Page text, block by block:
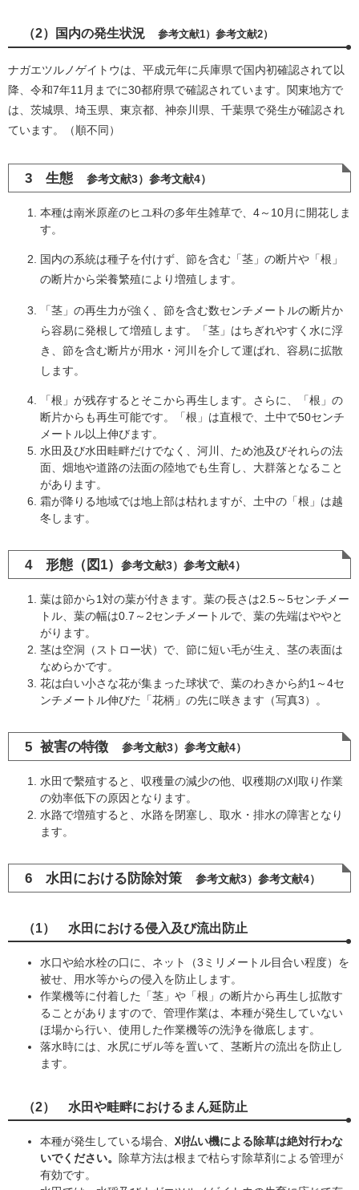
（2）国内の発生状況 参考文献1）参考文献2）
ナガエツルノゲイトウは、平成元年に兵庫県で国内初確認されて以
降、令和7年11月までに30都府県で確認されています。関東地方で
は、茨城県、埼玉県、東京都、神奈川県、千葉県で発生が確認され
ています。（順不同）
3 生態 参考文献3）参考文献4）​
本種は南米原産のヒユ科の多年生雑草で、4～10月に開花しま
す。
国内の系統は種子を付けず、節を含む「茎」の断片や「根」
の断片から栄養繁殖により増殖します。
​​「茎」の再生力が強く、節を含む数センチメートルの断片か
ら容易に発根して増殖します。「茎」はちぎれやすく水に浮
き、節を含む断片が用水・河川を介して運ばれ、容易に拡散
します。
「根」が残存するとそこから再生します。さらに、「根」の
断片からも再生可能です。「根」は直根で、土中で50センチ
メートル以上伸びます。
水田及び水田畦畔だけでなく、河川、ため池及びそれらの法
面、畑地や道路の法面の陸地でも生育し、大群落となること
があります。
霜が降りる地域では地上部は枯れますが、土中の「根」は越
冬します。
4 形態（図1） 参考文献3）参考文献4）
葉は節から1対の葉が付きます。葉の長さは2.5～5センチメー
トル、葉の幅は0.7～2センチメートルで、葉の先端はややと
がります。
茎は空洞（ストロー状）で、節に短い毛が生え、茎の表面は
なめらかです。
花は白い小さな花が集まった球状で、葉のわきから約1～4セ
ンチメートル伸びた「花柄」の先に咲きます（写真3）。
5 被害の特徴 参考文献3）参考文献4）
水田で繫殖すると、収穫量の減少の他、収穫期の刈取り作業
の効率低下の原因となります。
水路で増殖すると、水路を閉塞し、取水・排水の障害となり
ます。
6 水田における防除対策 参考文献3）参考文献4）
（1） 水田における侵入及び流出防止
水口や給水栓の口に、ネット（3ミリメートル目合い程度）を
被せ、用水等からの侵入を防止します。
作業機等に付着した「茎」や「根」の断片から再生し拡散す
ることがありますので、管理作業は、本種が発生していない
ほ場から行い、使用した作業機等の洗浄を徹底します。
落水時には、水尻にザル等を置いて、茎断片の流出を防止し
ます。
（2） 水田や畦畔におけるまん延防止
本種が発生している場合、 刈払い機による除草は絶対行わな
いでください。
除草方法は根まで枯らす除草剤による管理が
有効です。